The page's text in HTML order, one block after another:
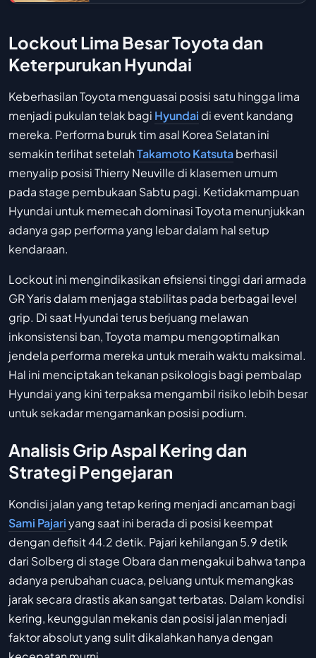
Lockout Lima Besar Toyota dan
Keterpurukan Hyundai
Keberhasilan Toyota menguasai posisi satu hingga lima
menjadi pukulan telak bagi Hyundai di event kandang
mereka. Performa buruk tim asal Korea Selatan ini
semakin terlihat setelahTakamoto Katsutaberhasil
menyalip posisi Thierry Neuville di klasemen umum
pada stage pembukaan Sabtu pagi. Ketidakmampuan
Hyundai untuk memecah dominasi Toyota menunjukkan
adanya gap performa yang lebar dalam hal setup
kendaraan.
Lockout ini mengindikasikan efisiensi tinggi dari armada
GR Yaris dalam menjaga stabilitas pada berbagai level
grip. Di saat Hyundai terus berjuang melawan
inkonsistensi ban, Toyota mampu mengoptimalkan
jendela performa mereka untuk meraih waktu maksimal.
Hal ini menciptakan tekanan psikologis bagi pembalap
Hyundai yang kini terpaksa mengambil risiko lebih besar
untuk sekadar mengamankan posisi podium.
Analisis Grip Aspal Kering dan
Strategi Pengejaran
Kondisi jalan yang tetap kering menjadi ancaman bagi
Sami Pajariyang saat ini berada di posisi keempat
dengan defisit 44.2 detik. Pajari kehilangan 5.9 detik
dari Solberg di stage Obara dan mengakui bahwa tanpa
adanya perubahan cuaca, peluang untuk memangkas
jarak secara drastis akan sangat terbatas. Dalam kondisi
kering, keunggulan mekanis dan posisi jalan menjadi
faktor absolut yang sulit dikalahkan hanya dengan